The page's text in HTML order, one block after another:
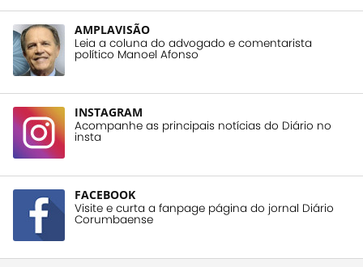
AMPLAVISÃO
Leia a coluna do advogado e comentarista
político Manoel Afonso
INSTAGRAM
Acompanhe as principais notícias do Diário no
insta
FACEBOOK
Visite e curta a fanpage página do jornal Diário
Corumbaense